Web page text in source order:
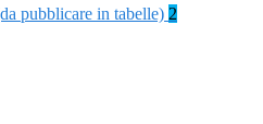
pubblicare in tabelle) 2